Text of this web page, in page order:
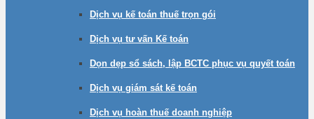
Dịch vụ kế toán thuế trọn gói
Dịch vụ tư vấn Kế toán
Dọn dẹp sổ sách, lập BCTC phục vụ quyết toán
Dịch vụ giám sát kế toán
Dịch vụ hoàn thuế doanh nghiệp